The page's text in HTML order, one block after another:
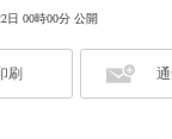
日 00時00分 公開
刷